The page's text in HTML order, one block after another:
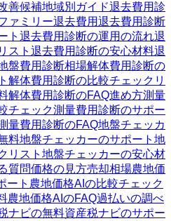
善候補地域別ガイド退去費用診
ァミリー退去費用退去費用診断
ト 退去費用診断の運用の流れ退
スト 退去費用診断の安心材料退
盤費用診断相場解体費用診断の
解体費用診断の比較チェックリ
解体費用診断のFAQ進め方測量
チェック測量費用診断のサポー
量費用診断のFAQ地盤チェッカ
料地盤チェッカーのサポート 地
リスト 地盤チェッカーの安心材
質問価格の見方売却相場農地価
ート 農地価格AIの比較チェック
農地価格AIのFAQ過払いの調べ
ナビの無料資産税ナビのサポー